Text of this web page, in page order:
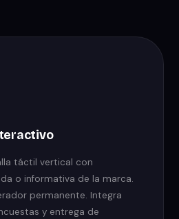
táctil vertical con
o informativa de la marca.
permanente. Integra
y entrega de